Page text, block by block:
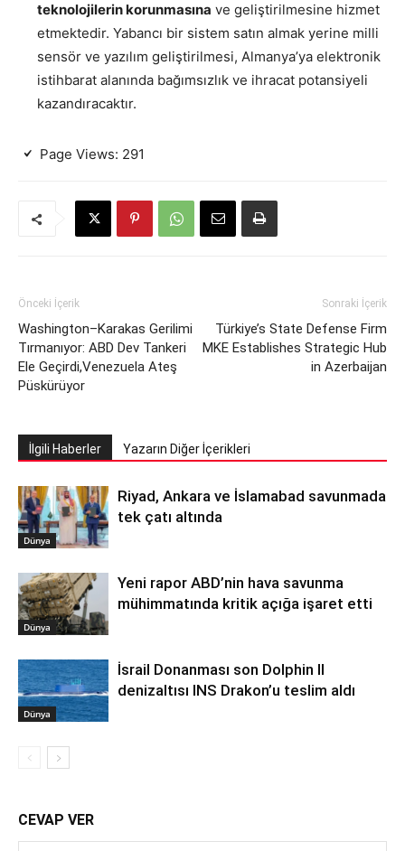
teknolojilerin korunmasına ve geliştirilmesine hizmet
etmektedir. Yabancı bir sistem satın almak yerine milli
sensör ve yazılım geliştirilmesi, Almanya’ya elektronik
istihbarat alanında bağımsızlık ve ihracat potansiyeli
kazandıracaktır.
Page Views: 291
Önceki İçerik
Washington–Karakas Gerilimi
Tırmanıyor: ABD Dev Tankeri
Ele Geçirdi,Venezuela Ateş
Püskürüyor
Sonraki İçerik
Türkiye’s State Defense Firm
MKE Establishes Strategic Hub
in Azerbaijan
İlgili Haberler Yazarın Diğer İçerikleri
Dünya
Riyad, Ankara ve İslamabad savunmada
tek çatı altında
Dünya
Yeni rapor ABD’nin hava savunma
mühimmatında kritik açığa işaret etti
Dünya
İsrail Donanması son Dolphin II
denizaltısı INS Drakon’u teslim aldı
CEVAP VER